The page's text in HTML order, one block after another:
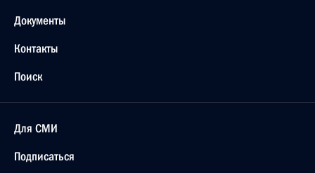
Документы
Контакты
Поиск
Для СМИ
Подписаться